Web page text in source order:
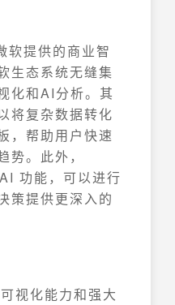
提供的商业智
生态系统无缝集
化和AI分析。其
将复杂数据转化
，帮助用户快速
势。此外，
功能，可以进行
策提供更深入的
视化能力和强大